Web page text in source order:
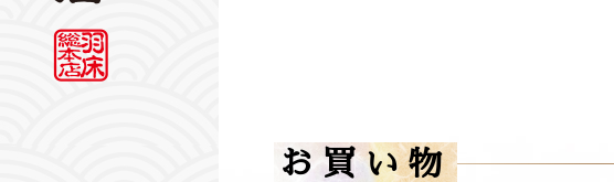
お買い物